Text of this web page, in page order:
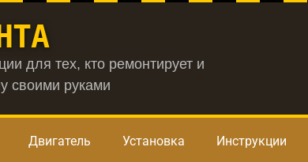
для тех, кто ремонтирует и
своими руками
Двигатель Установка Инструкции